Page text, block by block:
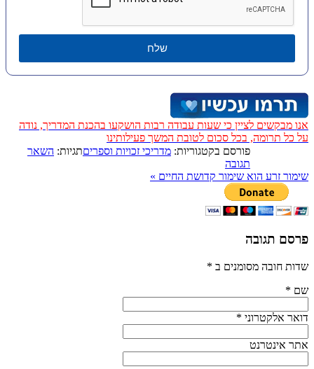
שלח
אנו מבקשים לציין כי שעות עבודה רבות הושקעו בהכנת המדריך, נודה
על כל תרומה, בכל סכום לטובת המשך פעילותינו
פורסם בקטגוריות: מדריכי זכויות וספריםתגיות: השאר
תגובה
שימור זרע הוא שימור קדושת החיים »
פרסם תגובה
שדות חובה מסומנים ב *
שם *
דואר אלקטרוני *
אתר אינטרנט